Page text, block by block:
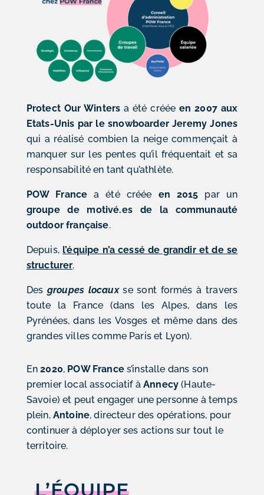
Protect Our Winters a été crééeen 2007 aux
Etats-Unis par le snowboarder Jeremy Jones
qui a réalisé combien la neige commençait à
manquer sur les pentes qu’il fréquentait et sa
responsabilité en tant qu’athlète.
POW Francea été créée en 2015 par un
groupe de motivé.es de la communauté
outdoor française.
Depuis, l’équipe n’a cessé de grandir et de se
structurer.
Des groupes locauxse sont formés à travers
toute la France (dans les Alpes, dans les
Pyrénées, dans les Vosges et même dans des
grandes villes comme Paris et Lyon).
En2020, POW Frances’installe dans son
premier local associatif àAnnecy (Haute-
Savoie) et peut engager une personne à temps
plein, Antoine, directeur des opérations, pour
continuer à déployer ses actions sur tout le
territoire.
L’ÉQUIPE